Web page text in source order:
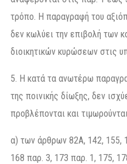
τρόπο. Η παραγραφή του
δεν κωλύει την επιβολή των
διοικητικών κυρώσεων στις
5. Η κατά τα ανωτέρω
της ποινικής δίωξης, δεν
προβλέπονται και
α) των άρθρων 82Α, 142, 155,
168 παρ. 3, 173 παρ. 1, 175,